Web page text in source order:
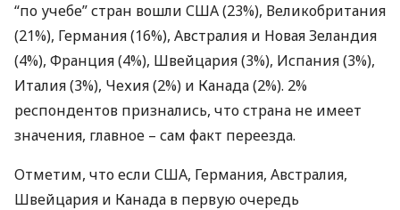
“по учебе” стран вошли США(23%), Великобритания
(21%), Германия (16%), Австралия и Новая Зеландия
(4%), Франция (4%), Швейцария (3%), Испания (3%),
Италия (3%), Чехия (2%) и Канада (2%). 2%
респондентов признались, что страна не имеет
значения, главное – сам факт переезда.
Отметим, что если США, Германия, Австралия,
Швейцария и Канада в первую очередь